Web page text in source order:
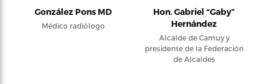
González Pons MD
Médico radiólogo
Hon. Gabriel “Gaby”
Hernández
Alcalde de Camuy y
presidente de la Federación
de Alcaldes